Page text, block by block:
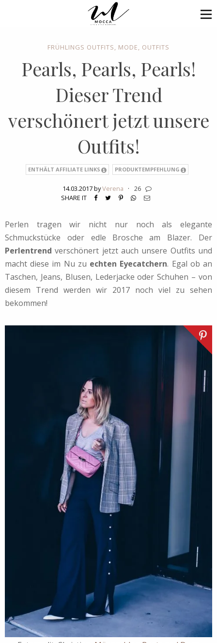
FRÜHLINGS OUTFITS, MODE, OUTFITS
Pearls, Pearls, Pearls!
Dieser Trend
verschönert jetzt unsere
Outfits!
ENTHÄLT AFFILIATE LINKS PRODUKTEMPFEHLUNG
14.03.2017 byVerena ·
26
SHARE IT
Perlen tragen wir nicht nur noch als elegante
Schmuckstücke oder edle Brosche am Blazer. Der
Perlentrend verschönert jetzt auch unsere Outfits und
macht diese im Nu zu echten Eyecatchern. Egal ob an
Taschen, Jeans, Blusen, Lederjacke oder Schuhen – von
diesem Trend werden wir 2017 noch viel zu sehen
bekommen!